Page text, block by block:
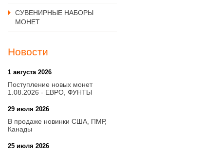
СУВЕНИРНЫЕ НАБОРЫ
МОНЕТ
Новости
1 августа 2026
Поступление новых монет
1.08.2026 - ЕВРО, ФУНТЫ
29 июля 2026
В продаже новинки США, ПМР,
Канады
25 июля 2026